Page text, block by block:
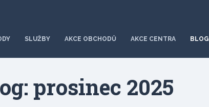
SLUŽBY AKCE OBCHODŮ AKCE CENTRA BLOG
prosinec 2025